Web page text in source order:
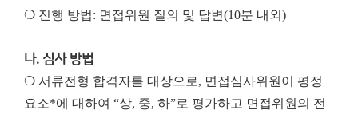
❍ 진행 방법: 면접위원 질의 및 답변(10분 내외)
나. 심사 방법
❍ 서류전형 합격자를 대상으로, 면접심사위원이 평정
요소*에 대하여 “상, 중, 하”로 평가하고 면접위원의 전